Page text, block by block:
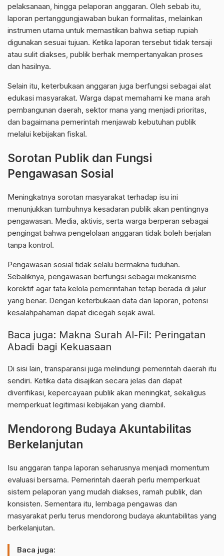
pelaksanaan, hingga pelaporan anggaran. Oleh sebab itu,
laporan pertanggungjawaban bukan formalitas, melainkan
instrumen utama untuk memastikan bahwa setiap rupiah
digunakan sesuai tujuan. Ketika laporan tersebut tidak tersaji
atau sulit diakses, publik berhak mempertanyakan proses
dan hasilnya.
Selain itu, keterbukaan anggaran juga berfungsi sebagai alat
edukasi masyarakat. Warga dapat memahami ke mana arah
pembangunan daerah, sektor mana yang menjadi prioritas,
dan bagaimana pemerintah menjawab kebutuhan publik
melalui kebijakan fiskal.
Sorotan Publik dan Fungsi
Pengawasan Sosial
Meningkatnya sorotan masyarakat terhadap isu ini
menunjukkan tumbuhnya kesadaran publik akan pentingnya
pengawasan. Media, aktivis, serta warga berperan sebagai
pengingat bahwa pengelolaan anggaran tidak boleh berjalan
tanpa kontrol.
Pengawasan sosial tidak selalu bermakna tuduhan.
Sebaliknya, pengawasan berfungsi sebagai mekanisme
korektif agar tata kelola pemerintahan tetap berada di jalur
yang benar. Dengan keterbukaan data dan laporan, potensi
kesalahpahaman dapat dicegah sejak awal.
Baca juga: Makna Surah Al-Fil: Peringatan
Abadi bagi Kekuasaan
Di sisi lain, transparansi juga melindungi pemerintah daerah itu
sendiri. Ketika data disajikan secara jelas dan dapat
diverifikasi, kepercayaan publik akan meningkat, sekaligus
memperkuat legitimasi kebijakan yang diambil.
Mendorong Budaya Akuntabilitas
Berkelanjutan
Isu anggaran tanpa laporan seharusnya menjadi momentum
evaluasi bersama. Pemerintah daerah perlu memperkuat
sistem pelaporan yang mudah diakses, ramah publik, dan
konsisten. Sementara itu, lembaga pengawas dan
masyarakat perlu terus mendorong budaya akuntabilitas yang
berkelanjutan.
Baca juga: